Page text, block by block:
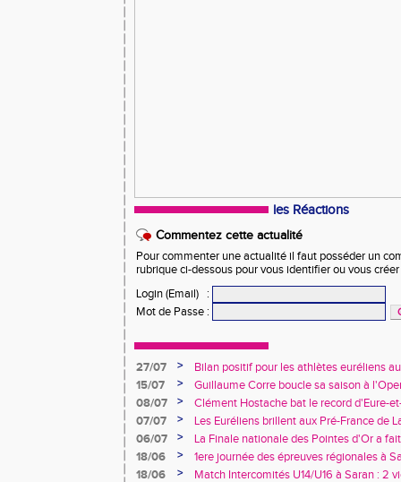
les Réactions
Commentez cette actualité
Pour commenter une actualité il faut posséder un
rubrique ci-dessous pour vous identifier ou vous
Login (Email)
:
Mot de Passe :
27/07 >
Bilan positif pour les athlètes euréliens
France de Charléty et d'Albi
15/07 >
Guillaume Corre boucle sa saison à
08/07
>
Clément Hostache bat le record d'Eure-
07/07
>
Les Euréliens brillent aux Pré-France de
06/07
>
La Finale nationale des Pointes d'Or a
de Dreux
18/06 >
1ere journée des épreuves régionales à
18/06
>
Match Intercomités U14/U16 à Saran : 2